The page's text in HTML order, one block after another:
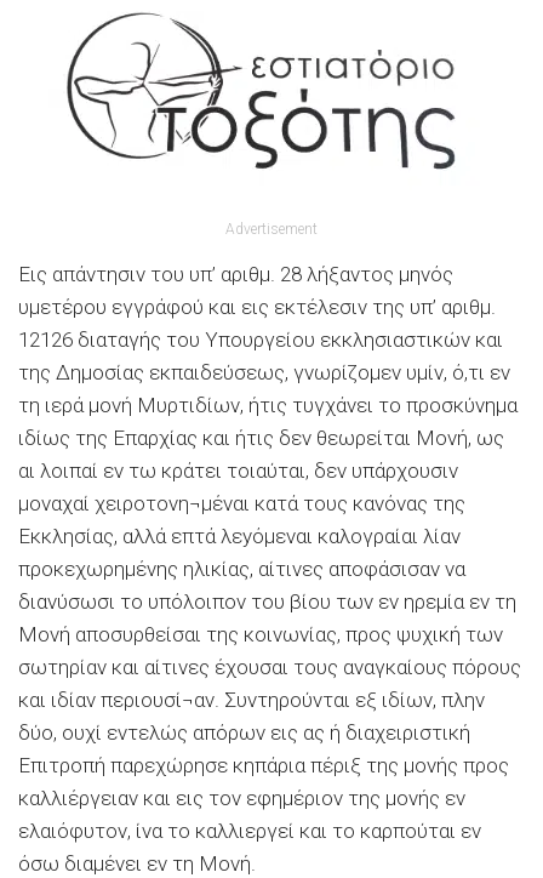
Advertisement
Εις απάντησιν του υπ’ αριθµ. 28 λήξαντος µηνός
υµετέρου εγγράφού και εις εκτέλεσιν της υπ’ αριθµ.
12126 διαταγής του Υπουργείου εκκλησιαστικών και
της Δηµοσίας εκπαιδεύσεως, γνωρίζοµεν υµίν, ό,τι εν
τη ιερά µονή Μυρτιδίων, ήτις τυγχάνει το προσκύνηµα
ιδίως της Επαρχίας και ήτις δεν θεωρείται Μονή, ως
αι λοιπαί εν τω κράτει τοιαύται, δεν υπάρχoυσιν
µοναχαί χειροτονη¬µέναι κατά τους κανόνας της
Εκκλησίας, αλλά επτά λεyόµεναι καλογραίαι λίαν
προκεχωρηµένης ηλικίας, αίτινες αποφάσισαν να
διανύσωσι το υπόλοιπον του βίου των εν ηρεµία εν τη
Μονή αποσυρθείσαι της κοινωνίας, προς ψυχική των
σωτηρίαν και αίτινες έχουσαι τους αναγκαίους πόρους
και ιδίαν περιουσί¬αν. Συντηρούνται εξ ιδίων, πλην
δύο, ουχί εντελώς απόρων εις ας ή διαχειριστική
Επιτροπή παρεχώρησε κηπάρια πέριξ της µονής προς
καλλιέργειαν και εις τον εφηµέριον της µονής εν
ελαιόφυτον, ίνα το καλλιεργεί και το καρπούται εν
όσω διαµένει εν τη Μονή.